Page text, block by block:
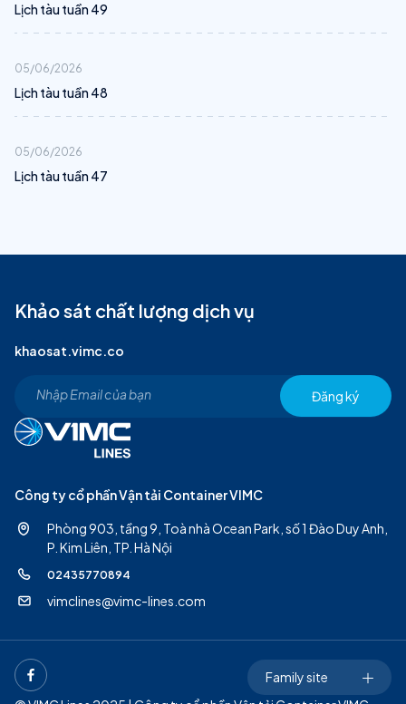
Lịch tàu tuần 49
05/06/2026
Lịch tàu tuần 48
05/06/2026
Lịch tàu tuần 47
Công ty cổ phần Vận tải Container VIMC
Phòng 903, tầng 9, Toà nhà Ocean Park, số 1 Đào Duy Anh,
P. Kim Liên, TP. Hà Nội
02435770894
vimclines@vimc-lines.com
Khảo sát chất lượng dịch vụ
khaosat.vimc.co
Đăng ký
Family site